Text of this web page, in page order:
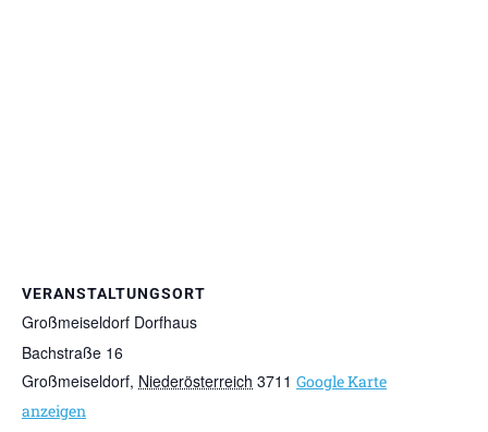
VERANSTALTUNGSORT
Großmeiseldorf Dorfhaus
Bachstraße 16
Großmeiseldorf, Niederösterreich 3711 Google Karte
anzeigen